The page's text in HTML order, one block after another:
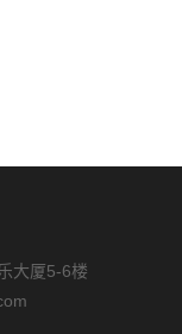
大厦5-6楼